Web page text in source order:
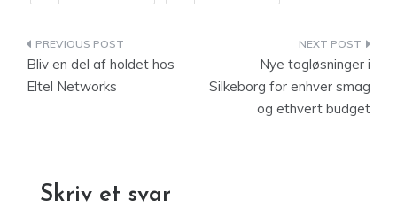
Indlægsnavigation
Bliv en del af holdet hos
Eltel Networks
Nye tagløsninger i
Silkeborg for enhver smag
og ethvert budget
Skriv et svar